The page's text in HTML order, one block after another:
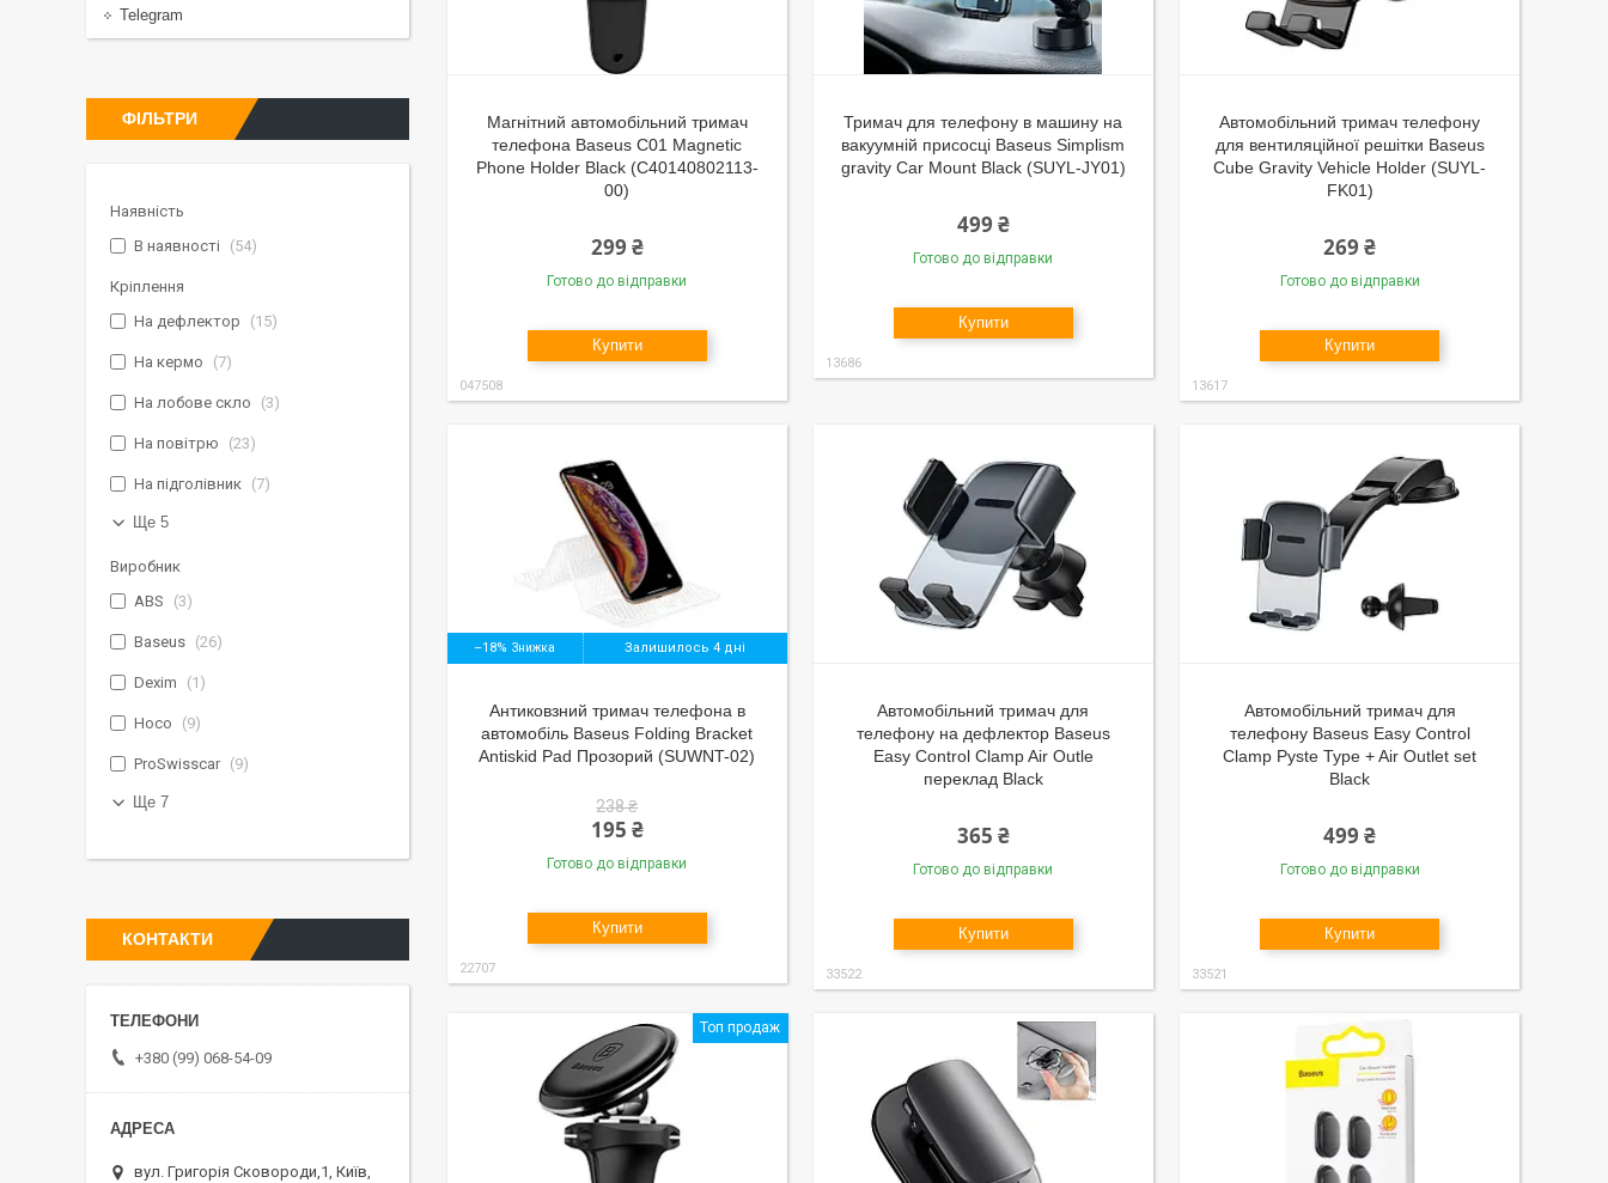
Магнітний автомобільний тримач
телефона Baseus C01 Magnetic
Phone Holder Black (C40140802113-
00)
299 ₴
Готово до відправки
Купити
047508
Тримач для телефону в машину на
вакуумній присосці Baseus Simplism
gravity Car Mount Black (SUYL-JY01)
499 ₴
Готово до відправки
Купити
13686
Автомобільний тримач телефону
для вентиляційної решітки Baseus
Cube Gravity Vehicle Holder (SUYL-
FK01)
269 ₴
Готово до відправки
Купити
13617
–18% Залишилось 4 дні
Антиковзний тримач телефона в
автомобіль Baseus Folding Bracket
Antiskid Pad Прозорий (SUWNT-02)
238 ₴
195 ₴
Готово до відправки
Купити
22707
Автомобільний тримач для
телефону на дефлектор Baseus
Easy Control Clamp Air Outle
переклад Black
365 ₴
Готово до відправки
Купити
33522
Автомобільний тримач для
телефону Baseus Easy Control
Clamp Pyste Type + Air Outlet set
Black
499 ₴
Готово до відправки
Купити
33521
Топ продаж
Telegram
ФІЛЬТРИ
Наявність
В наявності
54
Кріплення
На дефлектор
15
На кермо 7
На лобове скло 3
На повітрю 23
На підголівник 7
Ще 5
Виробник
ABS
3
Baseus 26
Dexim 1
Hoco 9
ProSwisscar 9
Ще 7
КОНТАКТИ
+380 (99) 068-54-09
вул. Григорія Сковороди,1, Київ,